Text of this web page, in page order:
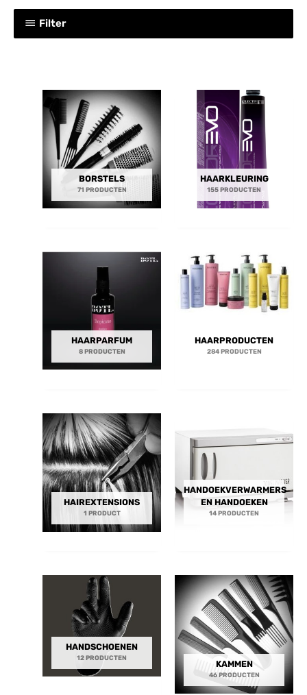
Filter
BORSTELS
71 PRODUCTEN
HAARKLEURING
155 PRODUCTEN
HAARPARFUM
8 PRODUCTEN
HAARPRODUCTEN
284 PRODUCTEN
HAIREXTENSIONS
1 PRODUCT
HANDOEKVERWARMERS
EN HANDOEKEN
14 PRODUCTEN
HANDSCHOENEN
12 PRODUCTEN
KAMMEN
46 PRODUCTEN